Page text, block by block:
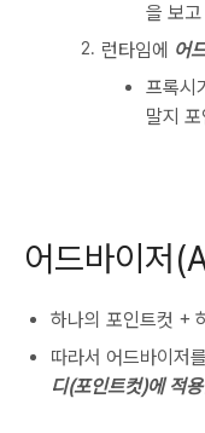
을 보
런타임에 어
프록시
말지
어드바이저
하나의 포인트컷 +
따라서 어드바이저
디(포인트컷)에 적